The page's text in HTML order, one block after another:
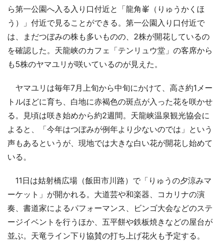
ら第一公園へ入る入り口付近と「龍角峯（りゅうかくほ
う）」付近で見ることができる。第一公園入り口付近で
は、まだつぼみの株も多いものの、2株が開花しているの
を確認した。天龍峡のカフェ「テンリュウ堂」の客席から
も5株のヤマユリが咲いているのが見えた。
ヤマユリは毎年7月上旬から中旬にかけて、高さ約1メー
トルほどに育ち、白地に赤褐色の斑点が入った花を咲かせ
る。見頃は咲き始めから約2週間。天龍峡温泉観光協会に
よると、「今年はつぼみが例年より少ないのでは」という
声もあるというが、現地では大きな白い花が開花し始めて
いる。
11日は姑射橋広場（飯田市川路）で「りゅうの夕涼みマ
ーケット」が開かれる。大道芸や和楽器、コカリナの演
奏、書道家によるパフォーマンス、ビンゴ大会などのステ
ージイベントを行うほか、五平餅や鉄板焼きなどの屋台が
並ぶ。天竜ライン下り協賛の打ち上げ花火も予定する。